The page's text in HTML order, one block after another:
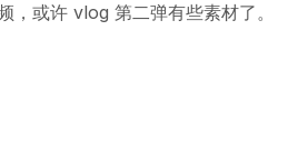
，或许 vlog 第二弹有些素材了。